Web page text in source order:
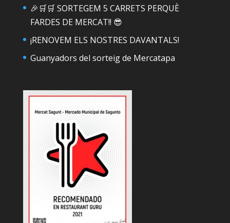
🎉🛒🛒 SORTEGEM 5 CARRETS PERQUÈ
FARDES DE MERCAT!! 😎
¡RENOVEM ELS NOSTRES DAVANTALS!
Guanyadors del sorteig de Mercatapa